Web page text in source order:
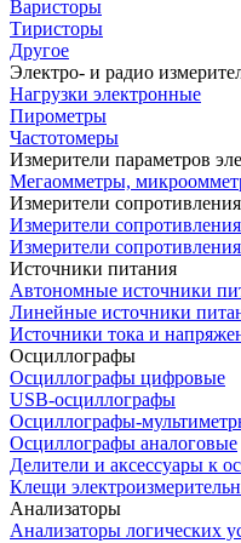
Варисторы
Тиристоры
Другое
Электро- и радио
Нагрузки электронные
Пирометры
Частотомеры
Измерители параметров
Мегаомметры,
Измерители сопротивления
Измерители
Измерители
Источники питания
Автономные источники
Линейные источники
Источники тока и
Осциллографы
Осциллографы цифровые
USB-осциллографы
Осциллографы-
Осциллографы аналоговые
Делители и аксессуары к
Клещи
Анализаторы
Анализаторы логических